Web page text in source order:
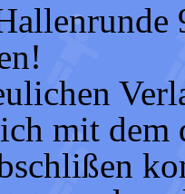
mit dem